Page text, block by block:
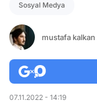
Sosyal Medya
mustafa kalkan
07.11.2022 - 14:19